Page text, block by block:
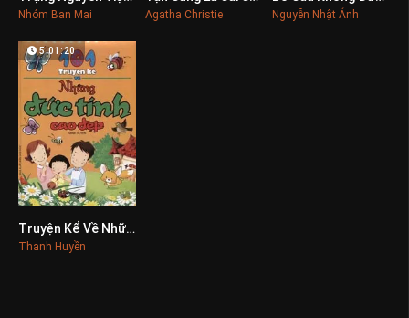
Nhóm Ban Mai Agatha Christie Nguyễn Nhật Ánh
0
5:01:20
Truyện Kể Về Những Đức Tính Cao Đẹp
Thanh Huyền